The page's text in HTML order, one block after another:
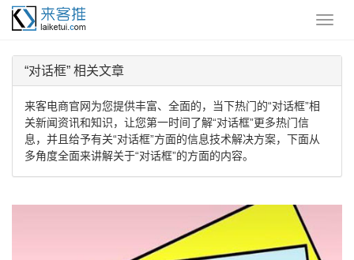
“对话框” 相关文章
来客电商官网为您提供丰富、全面的，当下热门的“对话框”相
关新闻资讯和知识，让您第一时间了解“对话框”更多热门信
息，并且给予有关“对话框”方面的信息技术解决方案，下面从
多角度全面来讲解关于“对话框”的方面的内容。